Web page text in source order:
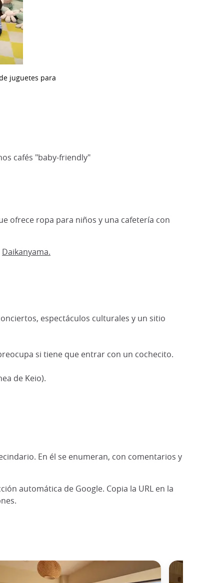
juguetes para
cafés "baby-friendly"
ofrece ropa para niños y una cafetería con
Daikanyama.
espectáculos culturales y un sitio
si tiene que entrar con un cochecito.
de Keio).
En él se enumeran, con comentarios y
automática de Google. Copia la URL en la